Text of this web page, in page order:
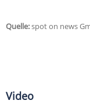
Quelle:spot on news
Video